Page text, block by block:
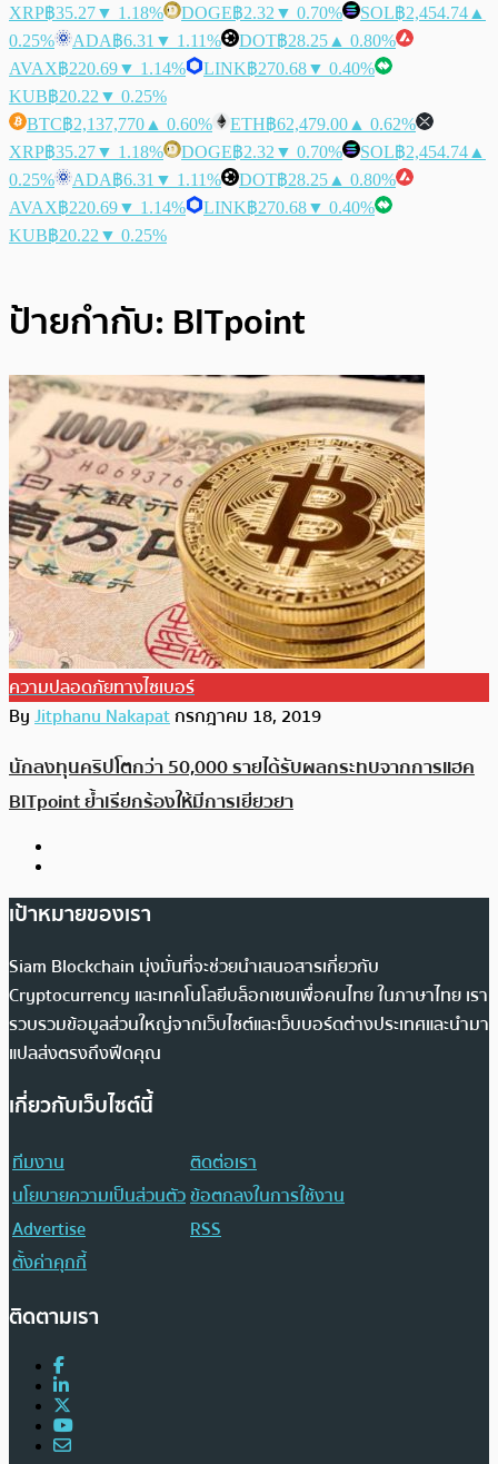
XRP฿35.27▼ 1.18% DOGE฿2.32 ▼ 0.70% SOL฿2,454.74 ▲
0.25%
ADA฿6.31 ▼ 1.11% DOT฿28.25 ▲ 0.80%
AVAX฿220.69▼ 1.14% LINK฿270.68▼ 0.40%
KUB฿20.22 ▼ 0.25%
BTC฿2,137,770 ▲ 0.60% ETH฿62,479.00 ▲ 0.62%
XRP฿35.27▼ 1.18% DOGE฿2.32 ▼ 0.70% SOL฿2,454.74 ▲
0.25%
ADA฿6.31 ▼ 1.11% DOT฿28.25 ▲ 0.80%
AVAX฿220.69▼ 1.14% LINK฿270.68▼ 0.40%
KUB฿20.22 ▼ 0.25%
ป้ายกำกับ: BITpoint
ความปลอดภัยทางไซเบอร์
ByJitphanu Nakapatกรกฎาคม 18, 2019
นักลงทุนคริปโตกว่า 50,000 รายได้รับผลกระทบจากการแฮค
BITpoint ย้ำเรียกร้องให้มีการเยียวยา
เป้าหมายของเรา
Siam Blockchain มุ่งมั่นที่จะช่วยนำเสนอสารเกี่ยวกับ
Cryptocurrency และเทคโนโลยีบล็อกเชนเพื่อคนไทย ในภาษาไทย เรา
รวบรวมข้อมูลส่วนใหญ่จากเว็บไซต์และเว็บบอร์ดต่างประเทศและนำมา
แปลส่งตรงถึงฟีดคุณ
เกี่ยวกับเว็บไซต์นี้
ทีมงาน
ติดต่อเรา
นโยบายความเป็นส่วนตัวข้อตกลงในการใช้งาน
Advertise
RSS
ตั้งค่าคุกกี้
ติดตามเรา